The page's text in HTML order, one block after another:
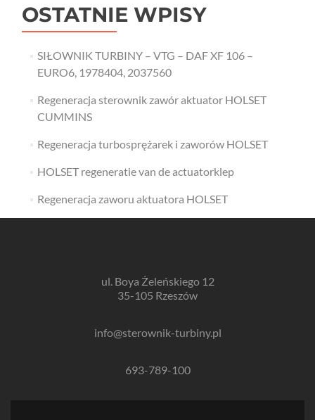
OSTATNIE WPISY
SIŁOWNIK TURBINY – VTG – DAF XF 106 –
EURO6, 1978404, 2037560
Regeneracja sterownik zawór aktuator HOLSET
CUMMINS
Regeneracja turbosprężarek i zaworów HOLSET
HOLSET regeneratie van de actuatorklep
Regeneracja zaworu aktuatora HOLSET
ul. Boya Żeleńskiego 12
35-105 Rzeszów
info@sterownik-turbiny.pl
693-789-100